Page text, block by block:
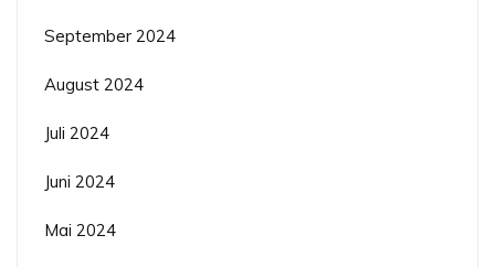
September 2024
August 2024
Juli 2024
Juni 2024
Mai 2024